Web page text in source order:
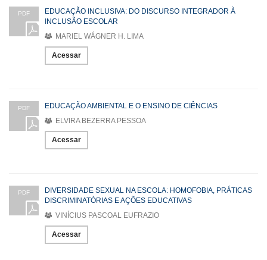
PDF
EDUCAÇÃO INCLUSIVA: DO DISCURSO INTEGRADOR À
INCLUSÃO ESCOLAR
MARIEL WÁGNER H. LIMA
Acessar
PDF
EDUCAÇÃO AMBIENTAL E O ENSINO DE CIÊNCIAS
ELVIRA BEZERRA PESSOA
Acessar
PDF
DIVERSIDADE SEXUAL NA ESCOLA: HOMOFOBIA, PRÁTICAS
DISCRIMINATÓRIAS E AÇÕES EDUCATIVAS
VINÍCIUS PASCOAL EUFRAZIO
Acessar